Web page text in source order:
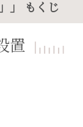
」 もくじ
置